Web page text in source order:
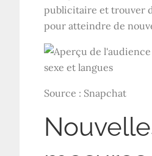
publicitaire et trouver
pour atteindre de
Source : Snapchat